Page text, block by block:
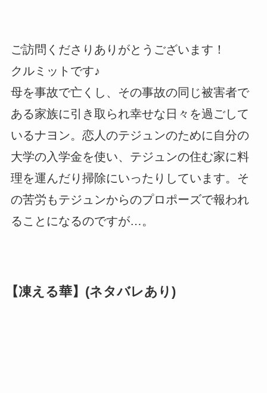
ご訪問くださりありがとうございます！
クルミットです♪
母を事故で亡くし、その事故の同じ被害者で
ある家族に引き取られ幸せな日々を過ごして
いるナヨン。恋人のテジュンのために自分の
大学の入学金を使い、テジュンの住む家に料
理を運んだり掃除にいったりしています。そ
の苦労もテジュンからのプロポーズで報われ
ることになるのですが…。
【凍える華】(ネタバレあり)